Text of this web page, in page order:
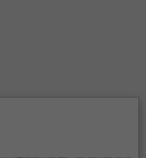
indretningsstile?
omgivelser.